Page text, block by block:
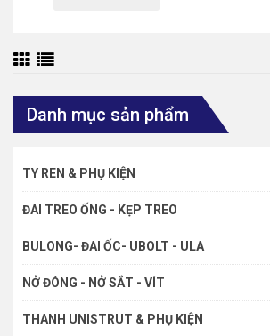
Danh mục sản phẩm
TY REN & PHỤ KIỆN
ĐAI TREO ỐNG - KẸP TREO
BULONG- ĐAI ỐC- UBOLT - ULA
NỞ ĐÓNG - NỞ SẮT - VÍT
THANH UNISTRUT & PHỤ KIỆN